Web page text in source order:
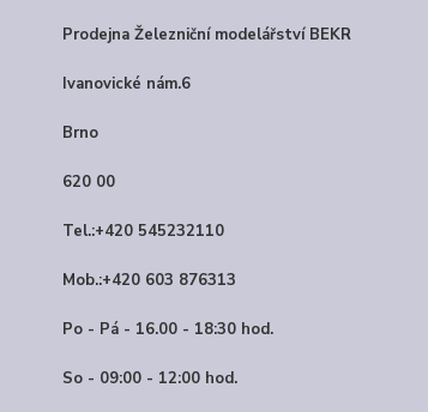
Prodejna Železniční modelářství BEKR
Ivanovické nám.6
Brno
620 00
Tel.:+420 545232110
Mob.:+420 603 876313
Po - Pá - 16.00 - 18:30 hod.
So - 09:00 - 12:00 hod.